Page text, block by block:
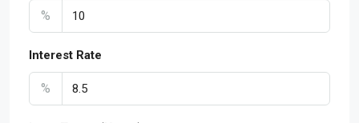
%
Interest Rate
%